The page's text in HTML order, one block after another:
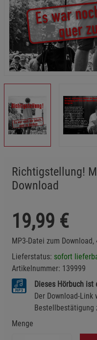
Richtigstellung!
Download
19,99 €
MP3-Datei zum
Lieferstatus: sofort
Artikelnummer: 139999
Dieses Hörbuch ist
Der Download-
Bestellbestätigung
Menge